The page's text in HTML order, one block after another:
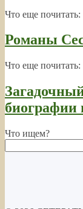
Что еще почитать:
Романы
Что еще почитать:
биографии
Что ищем?